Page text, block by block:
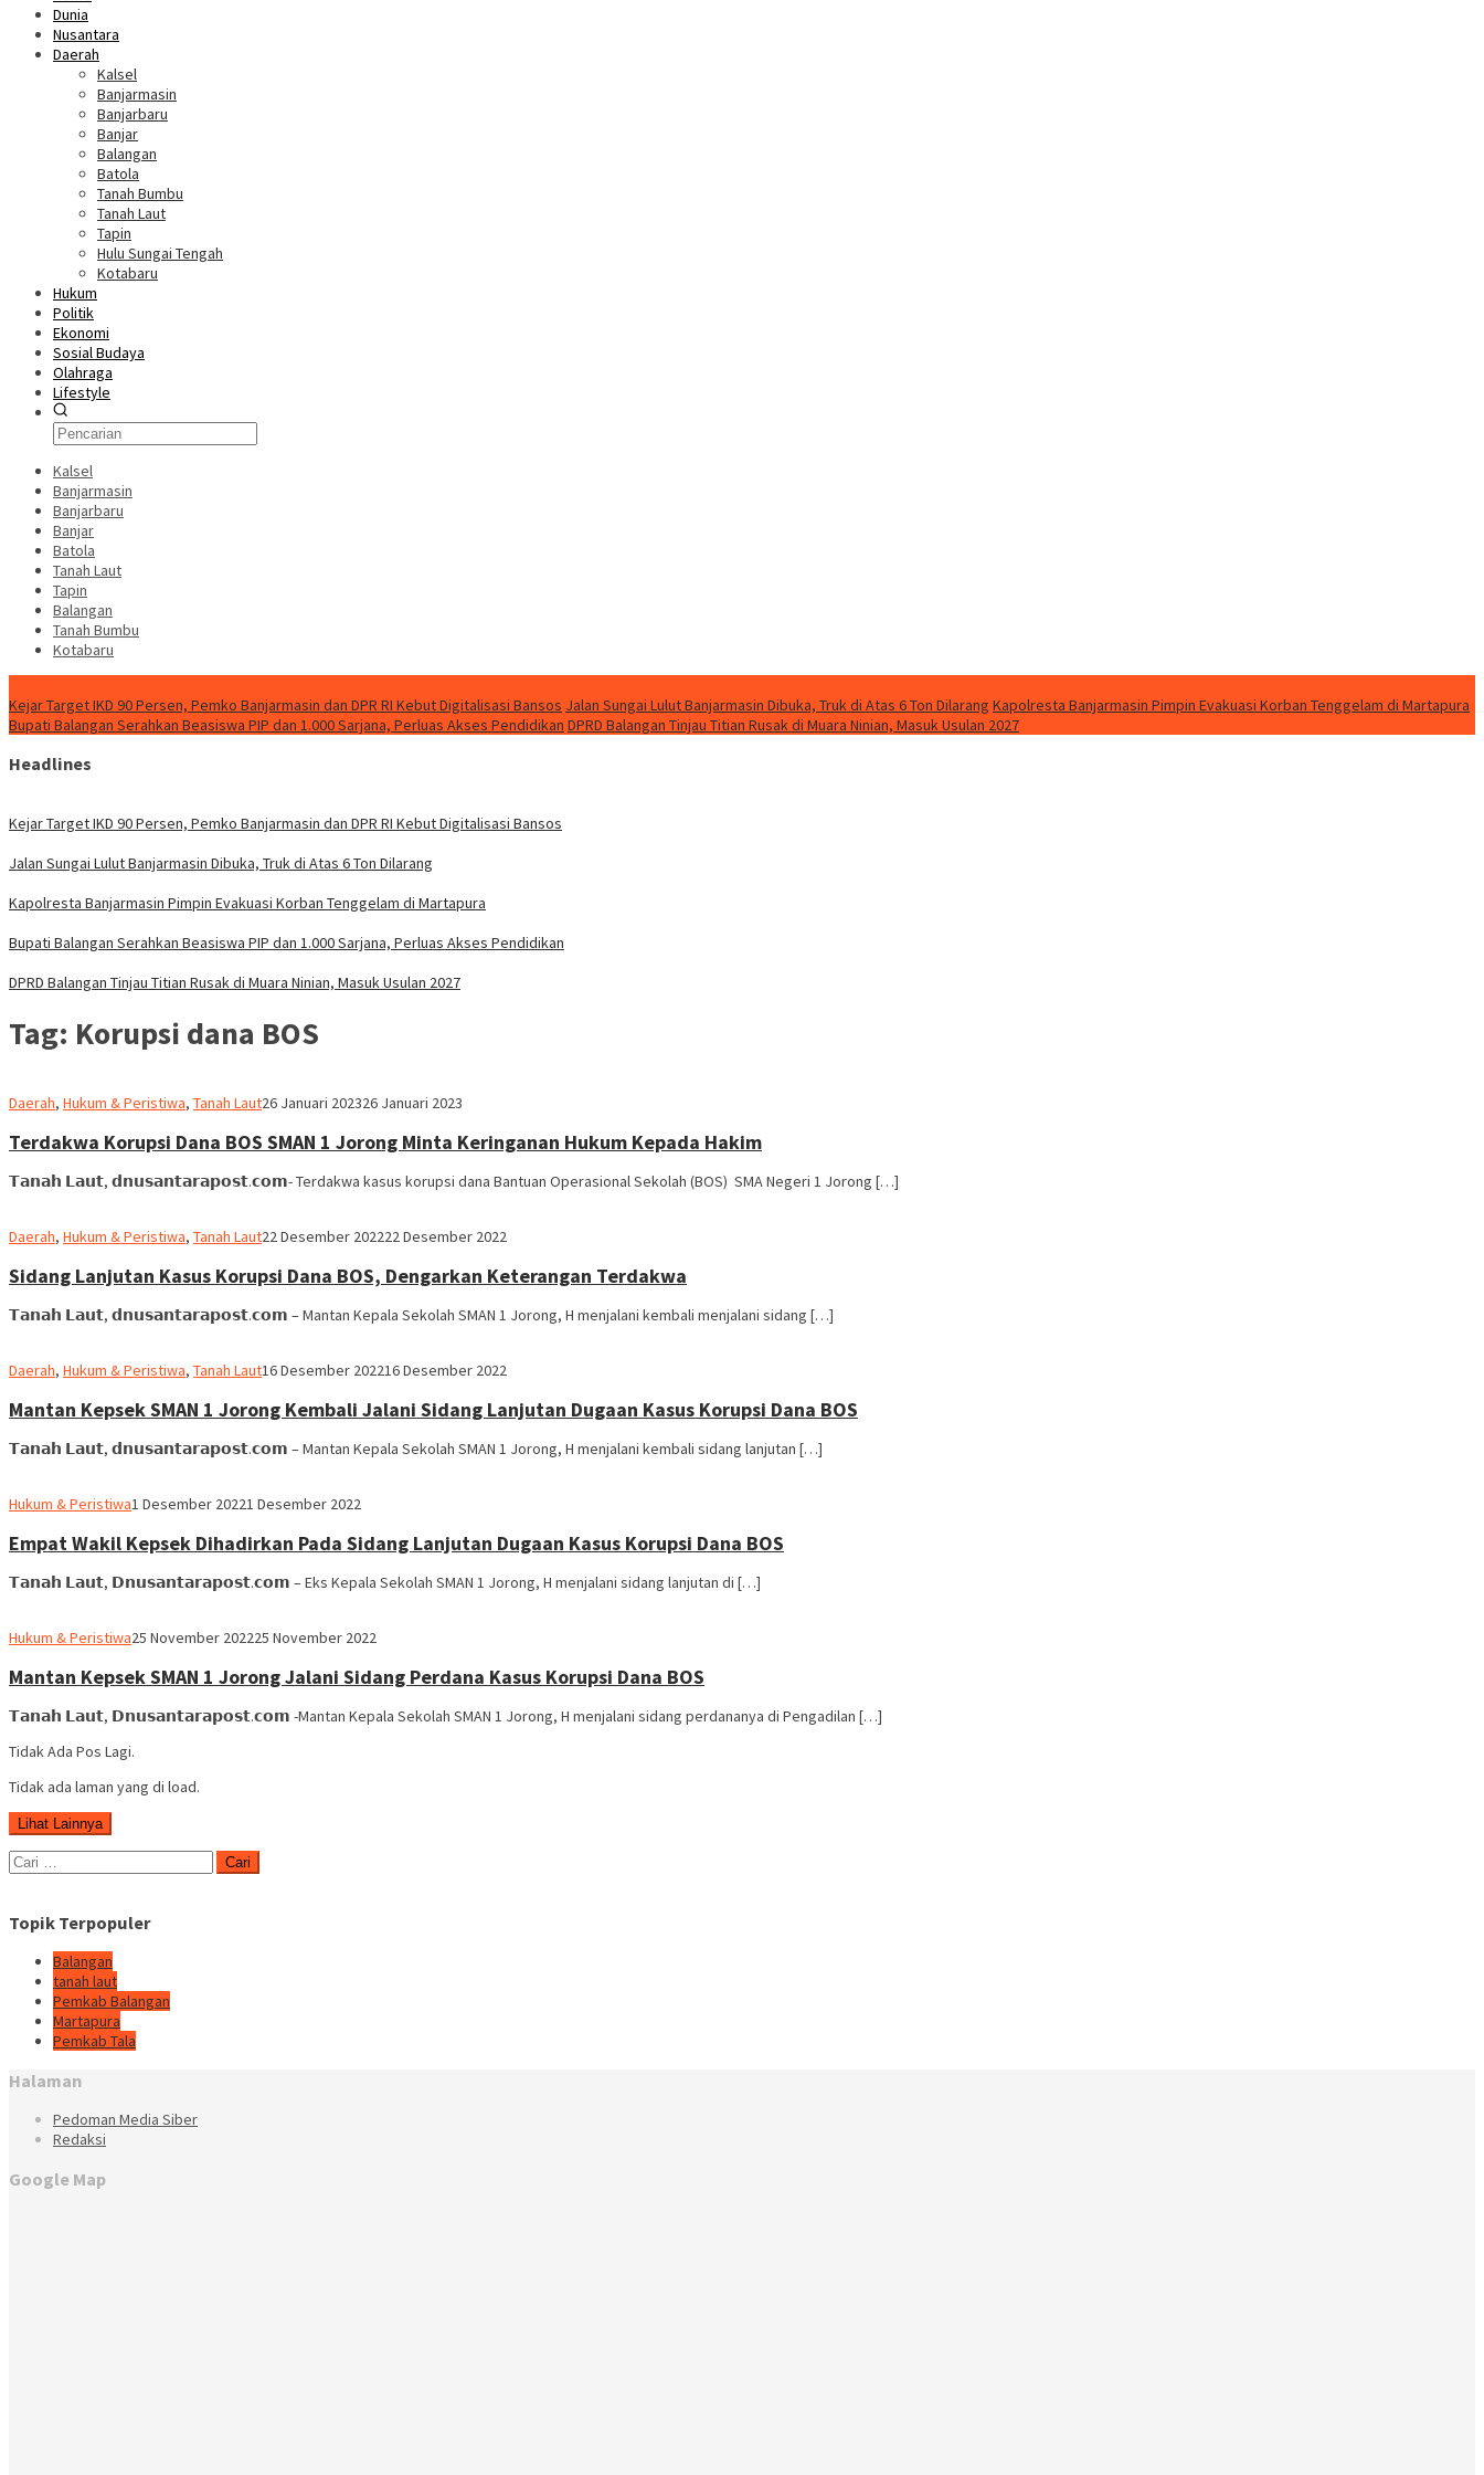
Dunia
Nusantara
Daerah
Kalsel
Banjarmasin
Banjarbaru
Banjar
Balangan
Batola
Tanah Bumbu
Tanah Laut
Tapin
Hulu Sungai Tengah
Kotabaru
Hukum
Politik
Ekonomi
Sosial Budaya
Olahraga
Lifestyle
Kalsel
Banjarmasin
Banjarbaru
Banjar
Batola
Tanah Laut
Tapin
Balangan
Tanah Bumbu
Kotabaru
Kejar Target IKD 90 Persen, Pemko Banjarmasin dan DPR RI Kebut Digitalisasi Bansos Jalan Sungai Lulut Banjarmasin Dibuka, Truk di Atas 6 Ton Dilarang Kapolresta Banjarmasin Pimpin Evakuasi Korban Tenggelam di Martapura
Bupati Balangan Serahkan Beasiswa PIP dan 1.000 Sarjana, Perluas Akses Pendidikan DPRD Balangan Tinjau Titian Rusak di Muara Ninian, Masuk Usulan 2027
Headlines
Kejar Target IKD 90 Persen, Pemko Banjarmasin dan DPR RI Kebut Digitalisasi Bansos
Jalan Sungai Lulut Banjarmasin Dibuka, Truk di Atas 6 Ton Dilarang
Kapolresta Banjarmasin Pimpin Evakuasi Korban Tenggelam di Martapura
Bupati Balangan Serahkan Beasiswa PIP dan 1.000 Sarjana, Perluas Akses Pendidikan
DPRD Balangan Tinjau Titian Rusak di Muara Ninian, Masuk Usulan 2027
Tag: Korupsi dana BOS
Daerah, Hukum & Peristiwa, Tanah LautBen
26 Januari 202326 Januari 2023
Terdakwa Korupsi Dana BOS SMAN 1 Jorong Minta Keringanan Hukum Kepada Hakim
𝗧𝗮𝗻𝗮𝗵 𝗟𝗮𝘂𝘁, 𝗱𝗻𝘂𝘀𝗮𝗻𝘁𝗮𝗿𝗮𝗽𝗼𝘀𝘁.𝗰𝗼𝗺- Terdakwa kasus korupsi dana Bantuan Operasional Sekolah (BOS) SMA Negeri 1 Jorong […]
Daerah, Hukum & Peristiwa, Tanah LautBen
22 Desember 202222 Desember 2022
Sidang Lanjutan Kasus Korupsi Dana BOS, Dengarkan Keterangan Terdakwa
𝗧𝗮𝗻𝗮𝗵 𝗟𝗮𝘂𝘁, 𝗱𝗻𝘂𝘀𝗮𝗻𝘁𝗮𝗿𝗮𝗽𝗼𝘀𝘁.𝗰𝗼𝗺 – Mantan Kepala Sekolah SMAN 1 Jorong, H menjalani kembali menjalani sidang […]
Daerah, Hukum & Peristiwa, Tanah LautBen
16 Desember 202216 Desember 2022
Mantan Kepsek SMAN 1 Jorong Kembali Jalani Sidang Lanjutan Dugaan Kasus Korupsi Dana BOS
𝗧𝗮𝗻𝗮𝗵 𝗟𝗮𝘂𝘁, 𝗱𝗻𝘂𝘀𝗮𝗻𝘁𝗮𝗿𝗮𝗽𝗼𝘀𝘁.𝗰𝗼𝗺 – Mantan Kepala Sekolah SMAN 1 Jorong, H menjalani kembali sidang lanjutan […]
Hukum & PeristiwaBen
1 Desember 20221 Desember 2022
Empat Wakil Kepsek Dihadirkan Pada Sidang Lanjutan Dugaan Kasus Korupsi Dana BOS
𝗧𝗮𝗻𝗮𝗵 𝗟𝗮𝘂𝘁, 𝗗𝗻𝘂𝘀𝗮𝗻𝘁𝗮𝗿𝗮𝗽𝗼𝘀𝘁.𝗰𝗼𝗺 – Eks Kepala Sekolah SMAN 1 Jorong, H menjalani sidang lanjutan di […]
Hukum & PeristiwaBen
25 November 202225 November 2022
Mantan Kepsek SMAN 1 Jorong Jalani Sidang Perdana Kasus Korupsi Dana BOS
𝗧𝗮𝗻𝗮𝗵 𝗟𝗮𝘂𝘁, 𝗗𝗻𝘂𝘀𝗮𝗻𝘁𝗮𝗿𝗮𝗽𝗼𝘀𝘁.𝗰𝗼𝗺 -Mantan Kepala Sekolah SMAN 1 Jorong, H menjalani sidang perdananya di Pengadilan […]
Tidak Ada Pos Lagi.
Tidak ada laman yang di load.
Lihat Lainnya
Cari
untuk:
Topik Terpopuler
Balangan
tanah laut
Pemkab Balangan
Martapura
Pemkab Tala
Halaman
Pedoman Media Siber
Redaksi
Google Map